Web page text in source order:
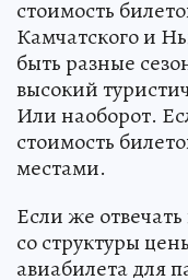
стоимость
Камчатского и
быть разные
высокий
Или наоборот.
стоимость
местами.
Если же
со структуры
авиабилета для